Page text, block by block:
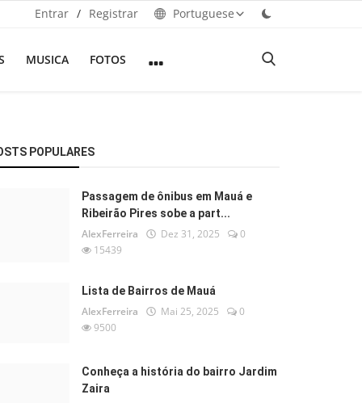
Entrar / Registrar Portuguese
MUSICA FOTOS
POPULARES
Passagem de ônibus em Mauá e
Ribeirão Pires sobe a part...
AlexFerreira Dez 31, 2025
0
15439
Lista de Bairros de Mauá
AlexFerreira Mai 25, 2025
0
9500
Conheça a história do bairro Jardim
Zaira